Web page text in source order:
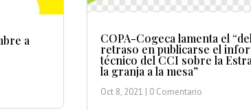
a COPA-Cogeca lamenta el
retraso en publicarse el
técnico del CCI sobre la
la granja a la mesa”
Oct 8, 2021 | 0 Comentario